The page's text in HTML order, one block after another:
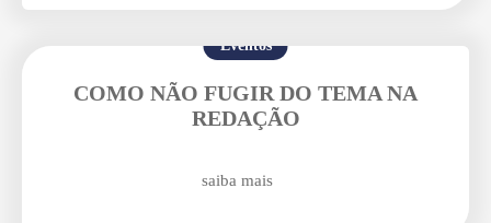
Eventos
COMO NÃO FUGIR DO TEMA NA
REDAÇÃO
saiba mais